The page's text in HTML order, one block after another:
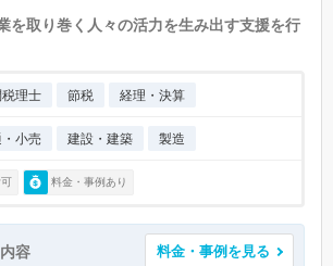
を取り巻く人々の活力を生み出す支援を行
税理士 節税 経理・決算
小売 建設・建築 製造
料金・事例あり
容 料金・事例を見る